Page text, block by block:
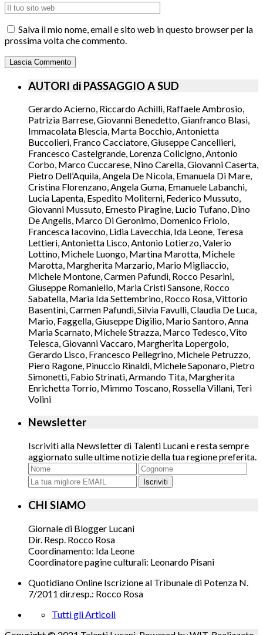
Salva il mio nome, email e sito web in questo browser per la
prossima volta che commento.
AUTORI di PASSAGGIO A SUD
Gerardo Acierno, Riccardo Achilli, Raffaele Ambrosio,
Patrizia Barrese, Giovanni Benedetto, Gianfranco Blasi,
Immacolata Blescia, Marta Bocchio, Antonietta
Buccolieri, Franco Cacciatore, Giuseppe Cancellieri,
Francesco Castelgrande, Lorenza Colicigno, Antonio
Corbo, Marco Cuccarese, Nino Carella, Giovanni Caserta,
Pietro Dell’Aquila, Angela De Nicola, Emanuela Di Mare,
Cristina Florenzano, Angela Guma, Emanuele Labanchi,
Lucia Lapenta, Espedito Moliterni, Federico Mussuto,
Giovanni Mussuto, Ernesto Piragine, Lucio Tufano, Dino
De Angelis, Marco Di Geronimo, Domenico Friolo,
Francesca Iacovino, Lidia Lavecchia, Ida Leone, Teresa
Lettieri, Antonietta Lisco, Antonio Lotierzo, Valerio
Lottino, Michele Luongo, Martina Marotta, Michele
Marotta, Margherita Marzario, Mario Migliaccio,
Michele Montone, Carmen Pafundi, Rocco Pesarini,
Giuseppe Romaniello, Maria Cristi Sansone, Rocco
Sabatella, Maria Ida Settembrino, Rocco Rosa, Vittorio
Basentini, Carmen Pafundi, Silvia Favulli, Claudia De Luca,
Mario, Faggella, Giuseppe Digilio, Mario Santoro, Anna
Maria Scarnato, Michele Strazza, Marco Tedesco, Vito
Telesca, Giovanni Vaccaro, Margherita Lopergolo,
Gerardo Lisco, Francesco Pellegrino, Michele Petruzzo,
Piero Ragone, Pinuccio Rinaldi, Michele Saponaro, Pietro
Simonetti, Fabio Strinati, Armando Tita, Margherita
Enrichetta Torrio, Mimmo Toscano, Rossella Villani, Teri
Volini
Newsletter
Iscriviti alla Newsletter di Talenti Lucani e resta sempre
aggiornato sulle ultime notizie della tua regione preferita.
Iscriviti
CHI SIAMO
Giornale di Blogger Lucani
Dir. Resp. Rocco Rosa
Coordinamento: Ida Leone
Coordinatore pagine culturali: Leonardo Pisani
Quotidiano Online Iscrizione al Tribunale di Potenza N.
7/2011 dir.resp.: Rocco Rosa
Tutti gli Articoli